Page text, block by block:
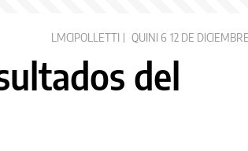
LMCIPOLLETTI QUINI 6 12 DE
del